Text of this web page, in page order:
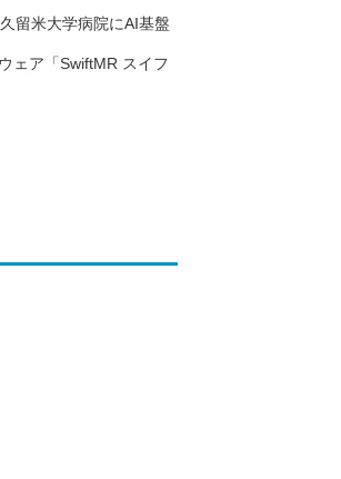
留米大学病院にAI基盤
ェア「SwiftMR スイフ